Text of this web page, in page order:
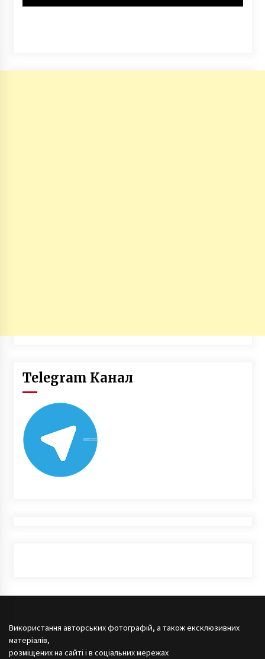
Telegram Канал
Використання авторських фотографій, а також ексклюзивних
матеріалів,
розміщених на сайті і в соціальних мережах